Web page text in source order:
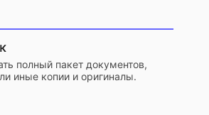
полный пакет документов,
иные копии и оригиналы.